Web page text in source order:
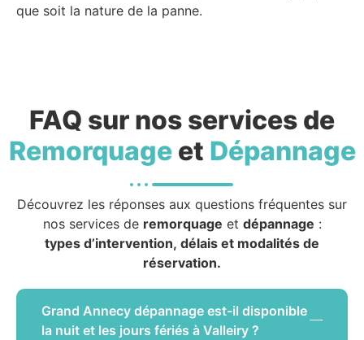
que soit la nature de la panne.
FAQ sur nos services de
Remorquageet Dépannage
Découvrez les réponses aux questions fréquentes sur
nos services de remorquage et dépannage :
types d’intervention, délais et modalités de
réservation.
Grand Annecy dépannage est-il disponible
la nuit et les jours fériés à Valleiry ?